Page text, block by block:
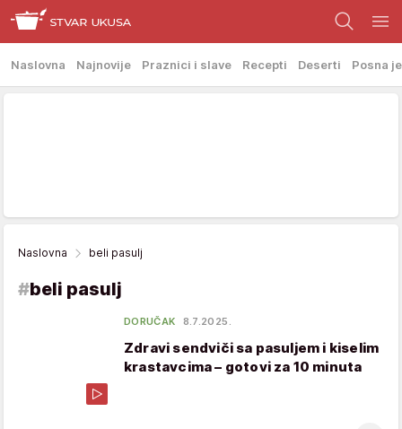
Naslovna Najnovije Praznici i slave Recepti Deserti Posna
Naslovna beli pasulj
#beli pasulj
DORUČAK 8.7.2025.
Zdravi sendviči sa pasuljem i kiselim
krastavcima – gotovi za 10 minuta